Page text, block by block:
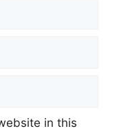
in this